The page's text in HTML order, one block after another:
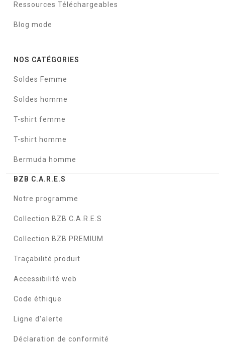
Ressources Téléchargeables
Blog mode
NOS CATÉGORIES
Soldes Femme
Soldes homme
T-shirt femme
T-shirt homme
Bermuda homme
BZB C.A.R.E.S
Notre programme
Collection BZB C.A.R.E.S
Collection BZB PREMIUM
Traçabilité produit
Accessibilité web
Code éthique
Ligne d'alerte
Déclaration de conformité